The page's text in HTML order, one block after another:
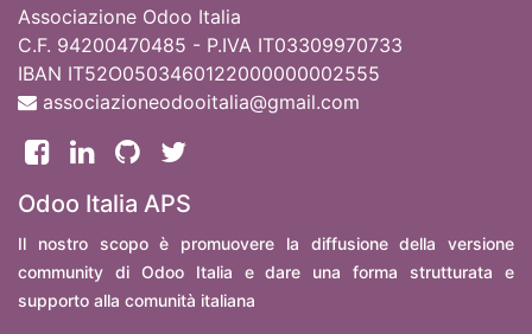
Associazione Odoo Italia
C.F. 94200470485 - P.IVA IT03309970733
IBAN IT52O0503460122000000002555
associazioneodooitalia@gmail.com
Odoo Italia APS
Il nostro scopo è promuovere la diffusione della versione
community di Odoo Italia e dare una forma strutturata e
supporto alla comunità italiana